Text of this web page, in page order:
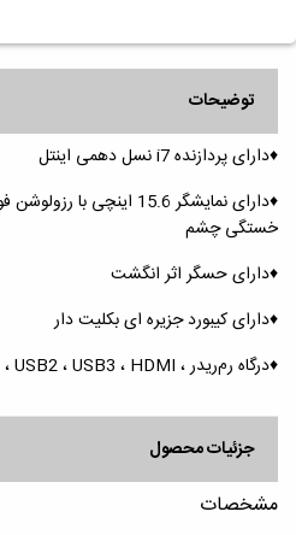
توضیحات
♦️دارای پردازنده i7 نسل دهمی اینتل
♦️دارای نمایشگر 15.6
خستگی چشم
♦️دارای حسگر اثر انگشت
♦️دارای کیبورد جزیره ای بکلیت دار
♦️درگاه رم‌ریدر ، Type-C ، Ethernet ، USB2 ، USB3 ، HDMI
جزئیات محصول
مشخصات